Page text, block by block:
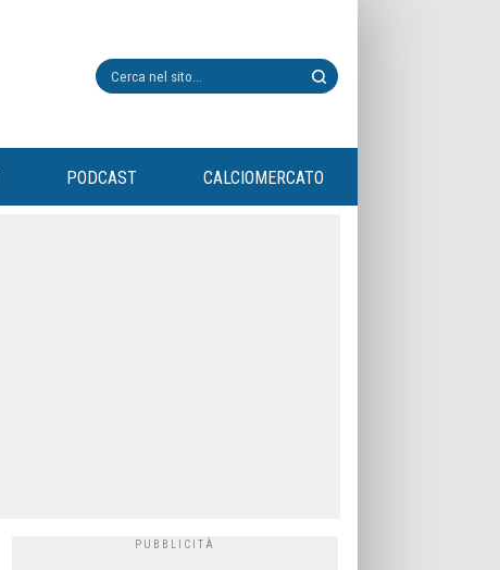
PODCAST CALCIOMERCATO